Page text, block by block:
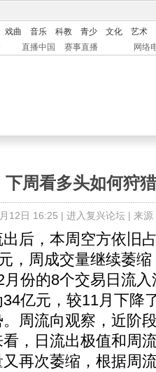
戏曲 音乐 科教 青少 文化
艺术
直播中国 赛事直播 网络
下周看多头如何狩
12日 16:25 | 进入复兴论坛| 来源
，本周空方依旧
，周成交量继续萎
份的8个交易日流
亿元，较11月下降
周流向观察，近阶
，日流出极值和周
再次萎缩，根据周